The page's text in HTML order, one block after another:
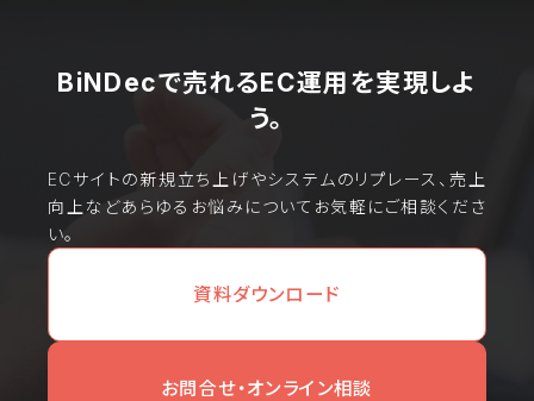
BiNDecで売れるEC運用を実現しよ
う。
ECサイトの新規立ち上げやシステムのリプレース、売上
向上などあらゆるお悩みについてお気軽にご相談くださ
い。
資料ダウンロード
お問合せ・オンライン相談